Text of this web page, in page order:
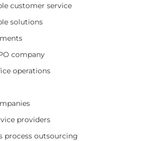
customer service
solutions
company
operations
providers
process outsourcing